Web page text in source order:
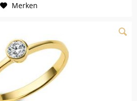
Merken